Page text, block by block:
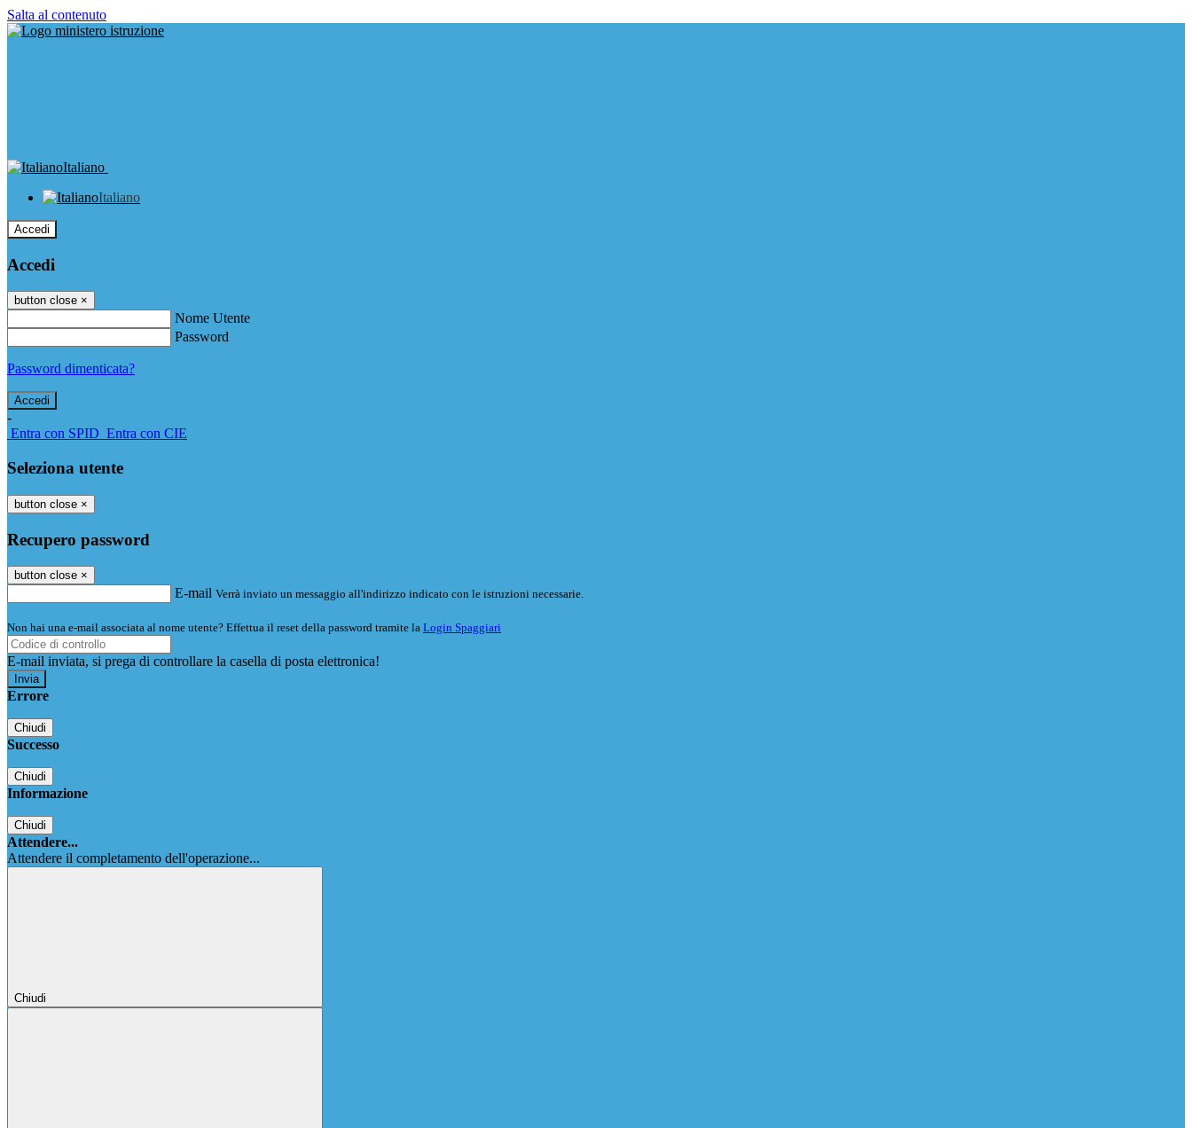
Salta al contenuto
Italiano
Italiano
Accedi
Accedi
button close ×
Nome Utente
Password
Password dimenticata?
-
Entra con SPID Entra con CIE
Seleziona utente
button close ×
Recupero password
button close ×
E-mail Verrà inviato un messaggio all'indirizzo indicato con le istruzioni necessarie.
Non hai una e-mail associata al nome utente? Effettua il reset della password tramite la Login Spaggiari
E-mail inviata, si prega di controllare la casella di posta elettronica!
Errore
Chiudi
Successo
Chiudi
Informazione
Chiudi
Attendere...
Attendere il completamento dell'operazione...
Chiudi